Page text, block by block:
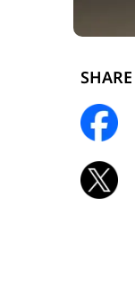
SHARE